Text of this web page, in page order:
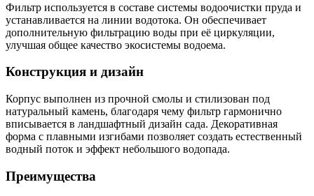
Фильтр используется в составе системы водоочистки пруда и
устанавливается на линии водотока. Он обеспечивает
дополнительную фильтрацию воды при её циркуляции,
улучшая общее качество экосистемы водоема.
Конструкция и дизайн
Корпус выполнен из прочной смолы и стилизован под
натуральный камень, благодаря чему фильтр гармонично
вписывается в ландшафтный дизайн сада. Декоративная
форма с плавными изгибами позволяет создать естественный
водный поток и эффект небольшого водопада.
Преимущества